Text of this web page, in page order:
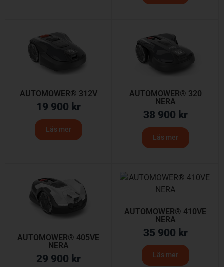
AUTOMOWER® 312V
19 900 kr
Läs mer
AUTOMOWER® 320
NERA
38 900 kr
Läs mer
AUTOMOWER® 405VE
NERA
29 900 kr
AUTOMOWER® 410VE
NERA
35 900 kr
Läs mer